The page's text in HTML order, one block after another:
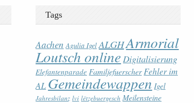
Tags
Aachen Agulia Igel ALGHArmorial
Loutsch online Digitalisierung
Elefantenparade Familjefuerscher Fehler im
AL Gemeindewappen Igel
Jahresbilanz lvi lëtzebuergesch Meilensteine